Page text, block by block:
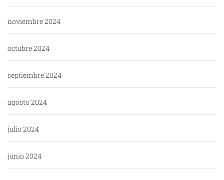
noviembre 2024
octubre 2024
septiembre 2024
agosto 2024
julio 2024
junio 2024